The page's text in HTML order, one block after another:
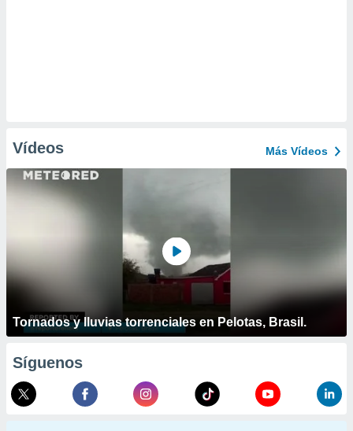
Vídeos Más Vídeos
Tornados y lluvias torrenciales en Pelotas, Brasil.
Síguenos